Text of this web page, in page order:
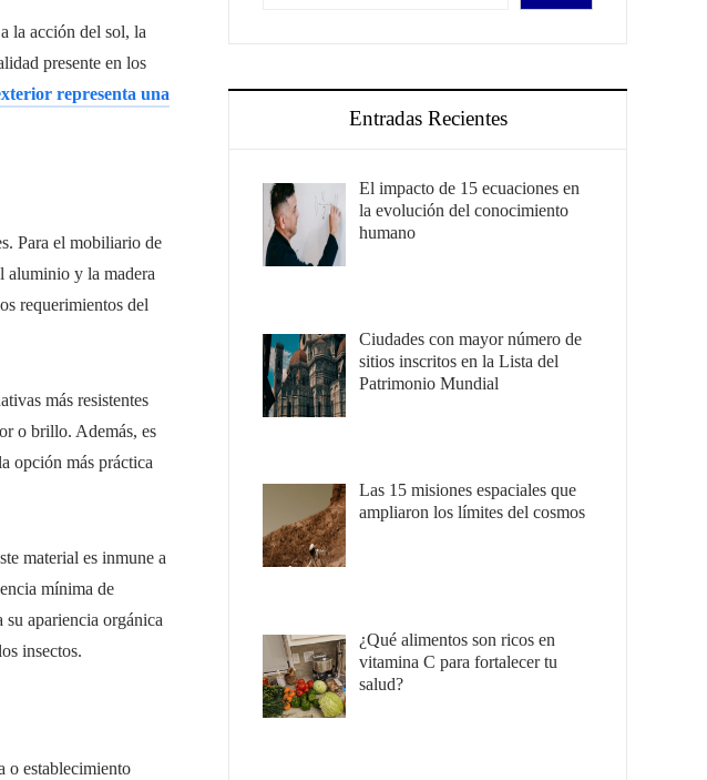
la acción del sol, la
presente en los
representa una
Para el mobiliario de
aluminio y la madera
requerimientos del
más resistentes
o brillo. Además, es
opción más práctica
material es inmune a
mínima de
apariencia orgánica
insectos.
o establecimiento
Entradas Recientes
El impacto de 15 ecuaciones en
la evolución del conocimiento
humano
Ciudades con mayor número de
sitios inscritos en la Lista del
Patrimonio Mundial
Las 15 misiones espaciales que
ampliaron los límites del cosmos
¿Qué alimentos son ricos en
vitamina C para fortalecer tu
salud?